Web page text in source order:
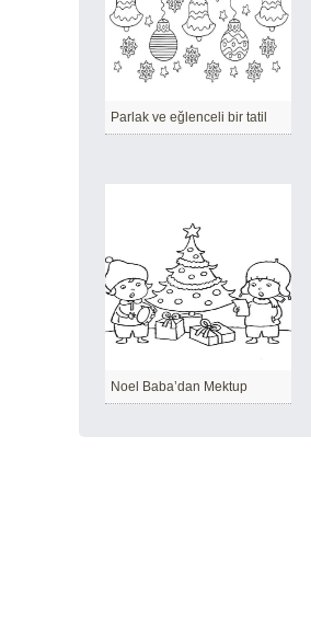
Parlak ve eğlenceli bir tatil
Noel Baba’dan Mektup